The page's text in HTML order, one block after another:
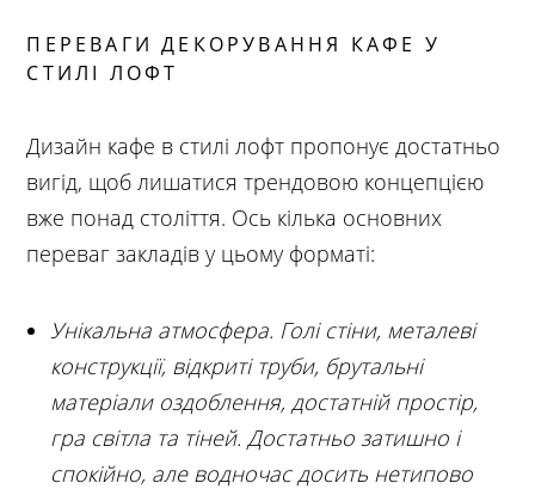
ПЕРЕВАГИ ДЕКОРУВАННЯ КАФЕ У
СТИЛІ ЛОФТ
Дизайн кафе в стилі лофт пропонує достатньо
вигід, щоб лишатися трендовою концепцією
вже понад століття. Ось кілька основних
переваг закладів у цьому форматі:
Унікальна атмосфера. Голі стіни, металеві
конструкції, відкриті труби, брутальні
матеріали оздоблення, достатній простір,
гра світла та тіней. Достатньо затишно і
спокійно, але водночас досить нетипово